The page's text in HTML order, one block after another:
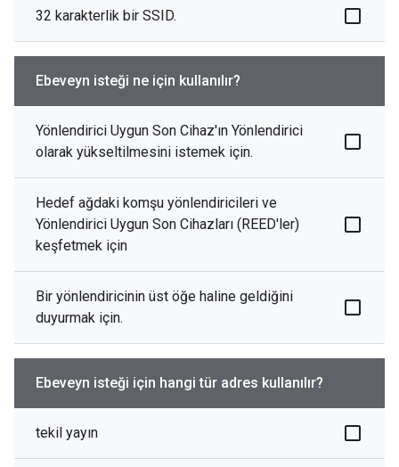
32 karakterlik bir SSID.
Ebeveyn isteği ne için kullanılır?
Yönlendirici Uygun Son Cihaz'ın Yönlendirici
olarak yükseltilmesini istemek için.
Hedef ağdaki komşu yönlendiricileri ve
Yönlendirici Uygun Son Cihazları (REED'ler)
keşfetmek için
Bir yönlendiricinin üst öğe haline geldiğini
duyurmak için.
Ebeveyn isteği için hangi tür adres kullanılır?
tekil yayın